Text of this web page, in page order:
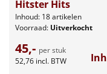
Hitster Hits
Inhoud: 18 artikelen
Voorraad: Uitverkocht
45,- per stuk
52,76 incl. BTW